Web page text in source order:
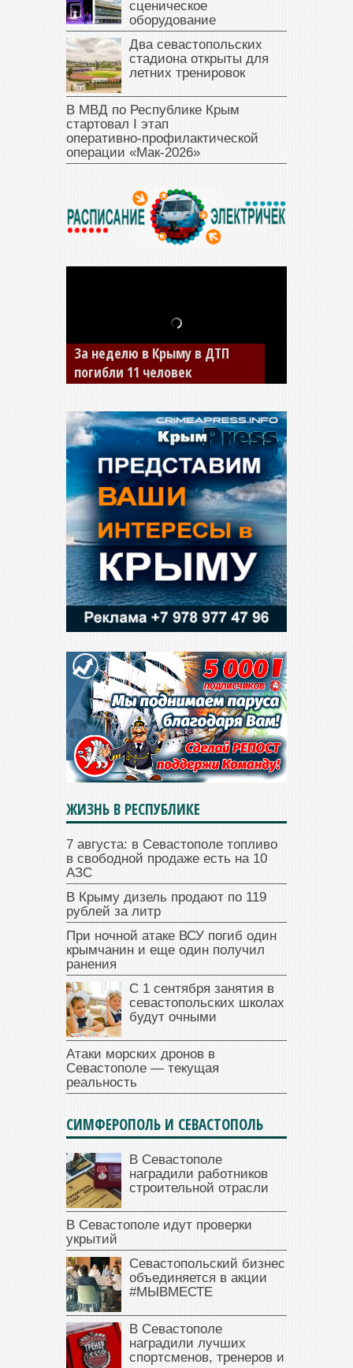
сценическое
оборудование
Два севастопольских
стадиона открыты для
летних тренировок
В МВД по Республике Крым
стартовал I этап
оперативно‑профилактической
операции «Мак‑2026»
В Джанкое водитель ВАЗа
сбил двух детей на «зебре»
ЖИЗНЬ В РЕСПУБЛИКЕ
7 августа: в Севастополе топливо
в свободной продаже есть на 10
АЗС
В Крыму дизель продают по 119
рублей за литр
При ночной атаке ВСУ погиб один
крымчанин и еще один получил
ранения
С 1 сентября занятия в
севастопольских школах
будут очными
Атаки морских дронов в
Севастополе — текущая
реальность
СИМФЕРОПОЛЬ И СЕВАСТОПОЛЬ
В Севастополе
наградили работников
строительной отрасли
В Севастополе идут проверки
укрытий
Севастопольский бизнес
объединяется в акции
#МЫВМЕСТЕ
В Севастополе
наградили лучших
спортсменов, тренеров и